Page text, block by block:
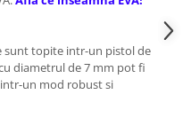
sunt topite intr-un pistol de
diametrul de 7 mm pot fi
un mod robust si